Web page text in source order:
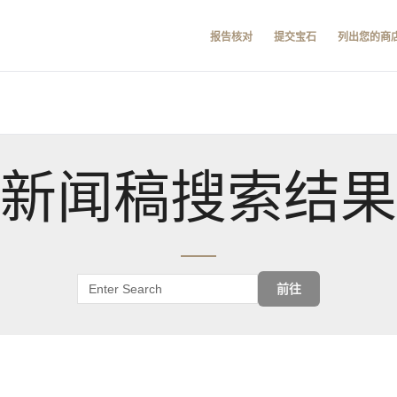
报告核对 提交宝石 列出您的商
新闻稿搜索结果
前往